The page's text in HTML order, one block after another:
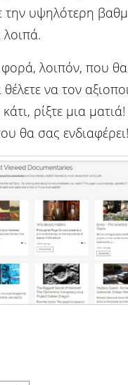
την υψηλότερη
λοιπά.
λοιπόν, που θα
να τον
ρίξτε μια
θα σας ενδιαφέρει!